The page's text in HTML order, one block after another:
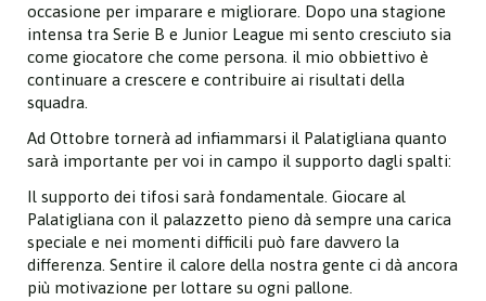
occasione per imparare e migliorare. Dopo una stagione
intensa tra Serie B e Junior League mi sento cresciuto sia
come giocatore che come persona. il mio obbiettivo è
continuare a crescere e contribuire ai risultati della
squadra.
Ad Ottobre tornerà ad infiammarsi il Palatigliana quanto
sarà importante per voi in campo il supporto dagli spalti:
Il supporto dei tifosi sarà fondamentale. Giocare al
Palatigliana con il palazzetto pieno dà sempre una carica
speciale e nei momenti difficili può fare davvero la
differenza. Sentire il calore della nostra gente ci dà ancora
più motivazione per lottare su ogni pallone.